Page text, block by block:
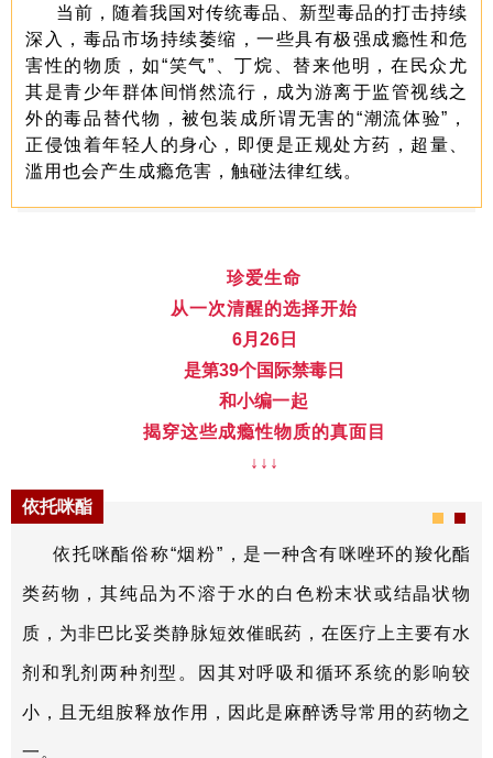
当前，随着我国对传统毒品、新型毒品的打击持续
深入，毒品市场持续萎缩，一些具有极强成瘾性和危
害性的物质，如“笑气”、丁烷、替来他明，在民众尤
其是青少年群体间悄然流行，成为游离于监管视线之
外的毒品替代物，被包装成所谓无害的“潮流体验”，
正侵蚀着年轻人的身心，即便是正规处方药，超量、
滥用也会产生成瘾危害，触碰法律红线。
珍爱生命
从一次清醒的选择开始
6月26日
是第39个国际禁毒日
和小编一起
揭穿这些成瘾性物质的真面目
↓↓ ↓
依托咪酯
依托咪酯俗称“烟粉”， 是一种含有咪唑环的羧化酯
类药物，其纯品为不溶于水的白色粉末状或结晶状物
质，为非巴比妥类静脉短效催眠药，在医疗上主要有水
剂和乳剂两种剂型。因其对呼吸和循环系统的影响较
小，且无组胺释放作用，因此是麻醉诱导常用的药物之
一。